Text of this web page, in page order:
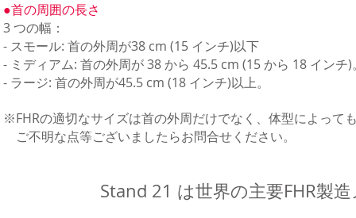
●首の周囲の長さ
3 つの幅：
- スモール: 首の外周が38 cm (15 インチ)以下
- ミディアム: 首の外周が 38 から 45.5 cm (15 から 18 インチ)
- ラージ: 首の外周が45.5 cm (18 インチ)以上。
※FHRの適切なサイズは首の外周だけでなく、体型によって
ご不明な点等ございましたらお問合せください。
Stand 21 は世界の主要FHR製